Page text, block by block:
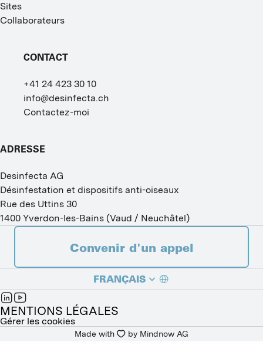
Sites
Collaborateurs
CONTACT
+41 24 423 30 10
info@desinfecta.ch
Contactez-moi
ADRESSE
Desinfecta AG
Désinfestation et dispositifs anti-oiseaux
Rue des Uttins 30
1400 Yverdon-les-Bains (Vaud / Neuchâtel)
Convenir d'un appel
FRANÇAIS
DEUTSCH
ITALIANO
MENTIONS LÉGALES
Gérer les cookies
Made with by Mindnow AG